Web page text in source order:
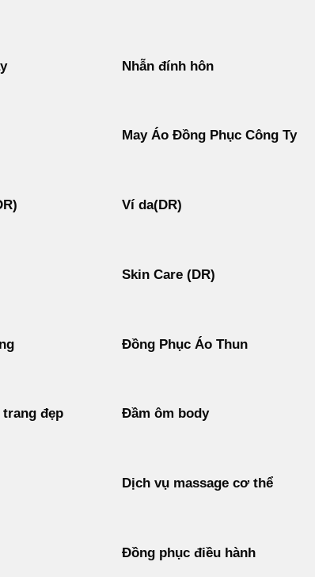
Nhẫn đính hôn
May Áo Đồng Phục Công Ty
Ví da(DR)
Skin Care (DR)
Đồng Phục Áo Thun
đẹp Đầm ôm body
Dịch vụ massage cơ thể
Đồng phục điều hành